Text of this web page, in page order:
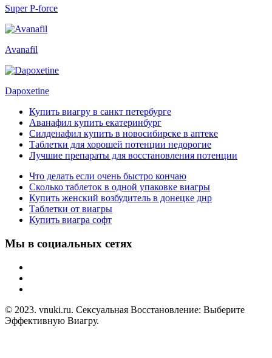
Super P-force
Avanafil
Dapoxetine
Купить виагру в санкт петербурге
Аванафил купить екатеринбург
Силденафил купить в новосибирске в аптеке
Таблетки для хорошей потенции недорогие
Лучшие препараты для восстановления потенции
Что делать если очень быстро кончаю
Сколько таблеток в одной упаковке виагры
Купить женский возбудитель в донецке днр
Таблетки от виагры
Купить виагра софт
Мы в социальных сетях
© 2023. vnuki.ru. Сексуальная Восстановление: Выберите
Эффективную Виагру.